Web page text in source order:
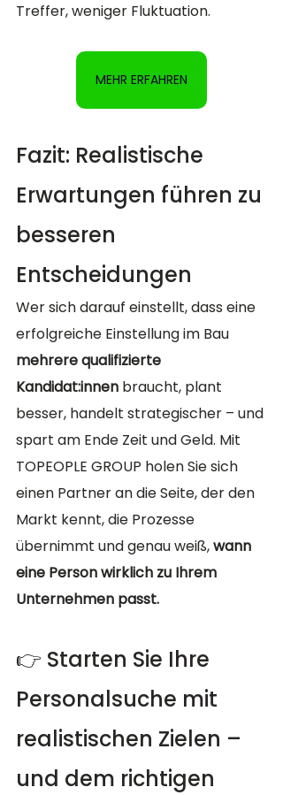
Treffer, weniger Fluktuation.
MEHR ERFAHREN
Fazit: Realistische
Erwartungen führen zu
besseren
Entscheidungen
Wer sich darauf einstellt, dass eine
erfolgreiche Einstellung im Bau
mehrere qualifizierte
Kandidat:innen braucht, plant
besser, handelt strategischer – und
spart am Ende Zeit und Geld. Mit
TOPEOPLE GROUP holen Sie sich
einen Partner an die Seite, der den
Markt kennt, die Prozesse
übernimmt und genau weiß, wann
eine Person wirklich zu Ihrem
Unternehmen passt.
👉 Starten Sie Ihre
Personalsuche mit
realistischen Zielen –
und dem richtigen